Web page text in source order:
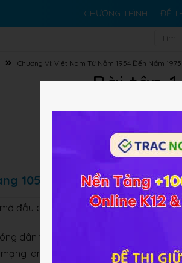
CHƯƠNG TRÌNH ĐỀ
Chương VI: Việt Nam Từ Năm 1954 Đến Năm 1975
Bài tập
20
Lý thuyết
105 SBT Lịch Sử 9
đầu cho quân dân miền Nam trong
dân tộc miền Nam việt Nam được
lam thời Cộng hoà miền Nam Việt